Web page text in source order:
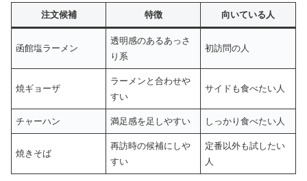
注文候補 特徴 向いている人
函館塩ラーメン
透明感のあるあっさ
り系
初訪問の人
焼ギョーザ
ラーメンと合わせや
すい
サイドも食べたい人
チャーハン 満足感を足しやすい しっかり食べたい人
焼きそば
再訪時の候補にしや
すい
定番以外も試したい
人